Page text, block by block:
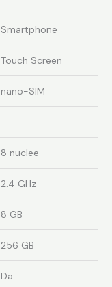
Smartphone
Touch Screen
nano-SIM
8 nuclee
2.4 GHz
8 GB
256 GB
Da